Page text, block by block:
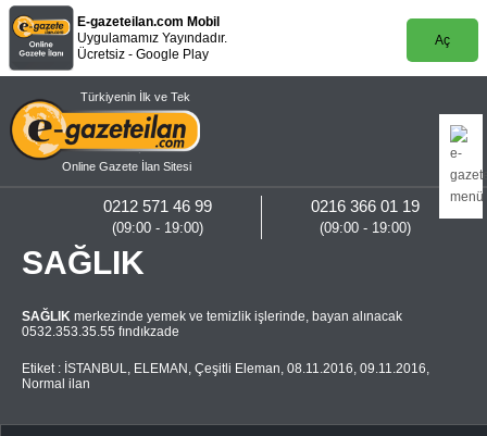
E-gazeteilan.com Mobil
Uygulamamız Yayındadır.
Ücretsiz - Google Play
Aç
Türkiyenin İlk ve Tek
Online Gazete İlan Sitesi
0216 366 01 19
(09:00 - 19:00)
0212 571 46 99
(09:00 - 19:00)
SAĞLIK
SAĞLIK merkezinde yemek ve temizlik işlerinde, bayan alınacak
0532.353.35.55 fındıkzade
Etiket : İSTANBUL, ELEMAN , Çeşitli Eleman, 08.11.2016, 09.11.2016,
Normal ilan